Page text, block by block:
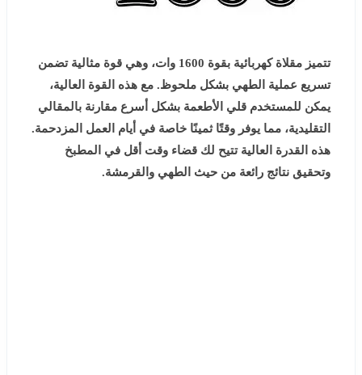
تتميز مقلاة كهربائية بقوة 1600 وات، وهي قوة مثالية تضمن
تسريع عملية الطهي بشكل ملحوظ. مع هذه القوة العالية،
يمكن للمستخدم قلي الأطعمة بشكل أسرع مقارنة بالمقالي
التقليدية، مما يوفر وقتًا ثمينًا خاصة في أيام العمل المزدحمة.
هذه القدرة العالية تتيح لك قضاء وقت أقل في المطبخ
وتحقيق نتائج رائعة من حيث الطهي والقرمشة.